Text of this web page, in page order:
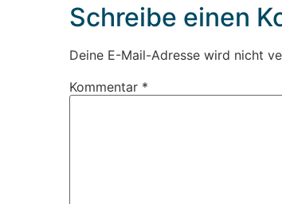
Schreibe einen
Deine E-Mail-Adresse wird nicht
Kommentar *